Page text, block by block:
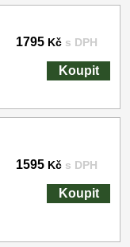
1795 Kč s DPH
Koupit
1595 Kč s DPH
Koupit